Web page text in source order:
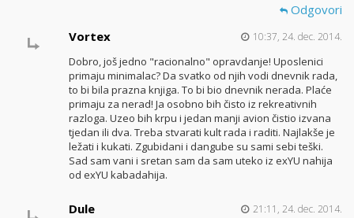
Odgovori
Vortex
10:37, 24. dec. 2014.
Dobro, još jedno "racionalno" opravdanje! Uposlenici
primaju minimalac? Da svatko od njih vodi dnevnik rada,
to bi bila prazna knjiga. To bi bio dnevnik nerada. Plaće
primaju za nerad! Ja osobno bih čisto iz rekreativnih
razloga. Uzeo bih krpu i jedan manji avion čistio izvana
tjedan ili dva. Treba stvarati kult rada i raditi. Najlakše je
ležati i kukati. Zgubidani i dangube su sami sebi teški.
Sad sam vani i sretan sam da sam uteko iz exYU nahija
od exYU kabadahija.
Dule 21:11, 24. dec. 2014.